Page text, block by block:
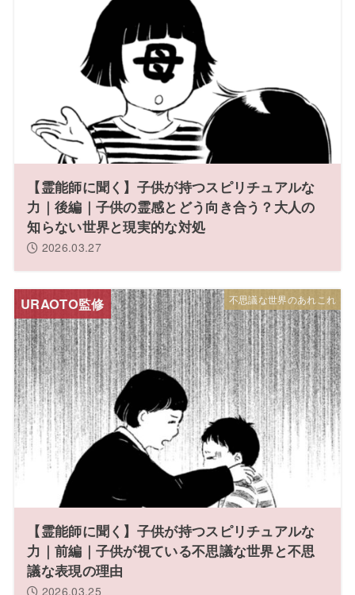
【霊能師に聞く】子供が持つスピリチュアルな
力｜後編｜子供の霊感とどう向き合う？大人の
知らない世界と現実的な対処
2026.03.27
不思議な世界のあれこれ
【霊能師に聞く】子供が持つスピリチュアルな
力｜前編｜子供が視ている不思議な世界と不思
議な表現の理由
2026.03.25